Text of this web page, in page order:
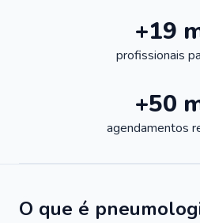
+19
profissionais
+50
agendamentos
O que é